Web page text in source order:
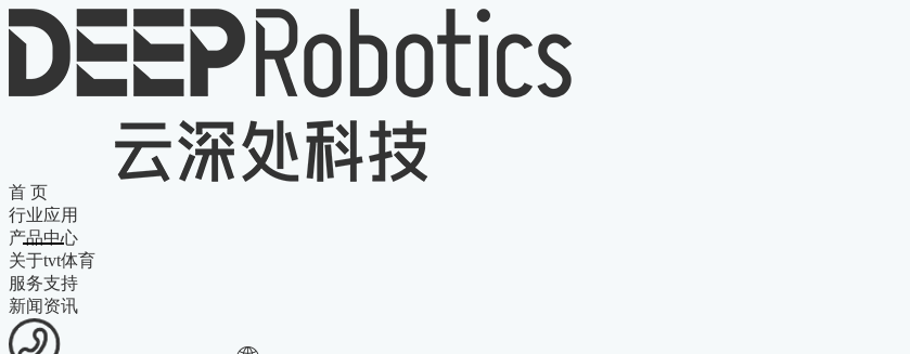
首 页
行业应用
产品中心
关于tvt体育
服务支持
新闻资讯